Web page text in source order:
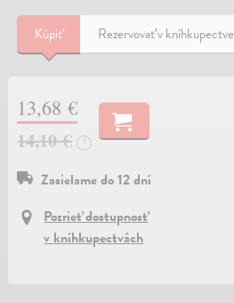
Kúpiť Rezervovať v kníhkupectve
13,68 €
14,10 €
?
Zasielame do 12 dní
Pozrieť dostupnosť
v kníhkupectvách